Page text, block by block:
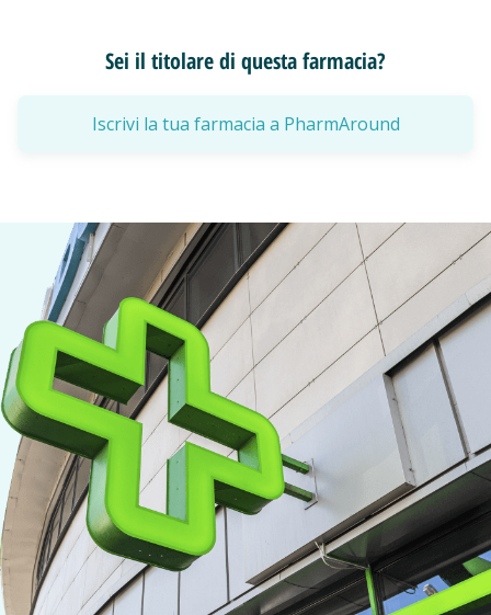
Sei il titolare di questa farmacia?
Iscrivi la tua farmacia a PharmAround